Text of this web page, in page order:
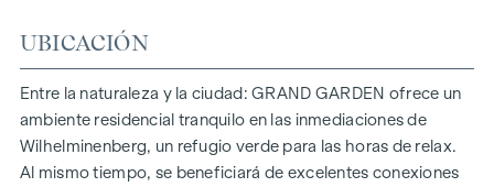
NATURALEZA Y CALIDAD DE VIDA
Lo más destacado del proyecto residencialGRAND
GARDENes el oasis de paz del patio interior de 1.000 m², un
refugio único para todas las generaciones. Aquí es donde la
naturaleza se encuentra con la vida urbana y crea una
UBICACIÓN
Entre la naturaleza y la ciudad: GRAND GARDEN ofrece un
ambiente residencial tranquilo en las inmediaciones de
Wilhelminenberg, un refugio verde para las horas de relax.
Al mismo tiempo, se beneficiará de excelentes conexiones